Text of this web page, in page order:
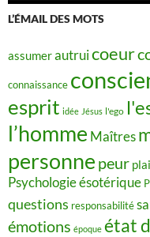
L’ÉMAIL DES MOTS
assumerautruicoeur
connaissance
esprit idée Jésus l'ego
l’homme Maîtres
personne peur
Psychologie ésotérique
questions responsabilité
émotions époque état